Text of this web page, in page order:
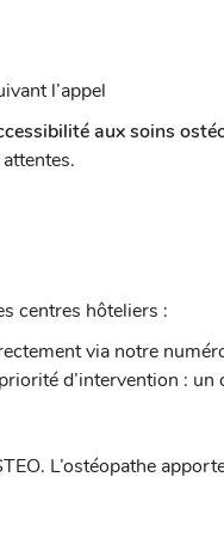
l’appel
aux soins
centres hôteliers :
via notre
d’intervention : un
L’ostéopathe